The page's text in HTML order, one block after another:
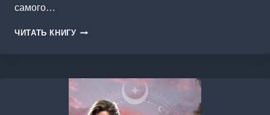
самого…
ЧИТАТЬ КНИГУ ЗАПАСНАЯ